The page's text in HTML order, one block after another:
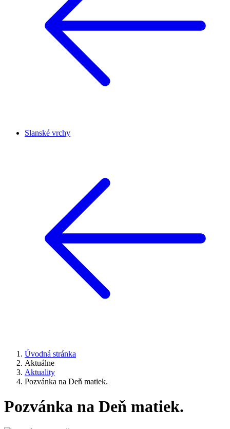
Slanské vrchy
Úvodná stránka
Aktuálne
Aktuality
Pozvánka na Deň matiek.
Pozvánka na Deň matiek.